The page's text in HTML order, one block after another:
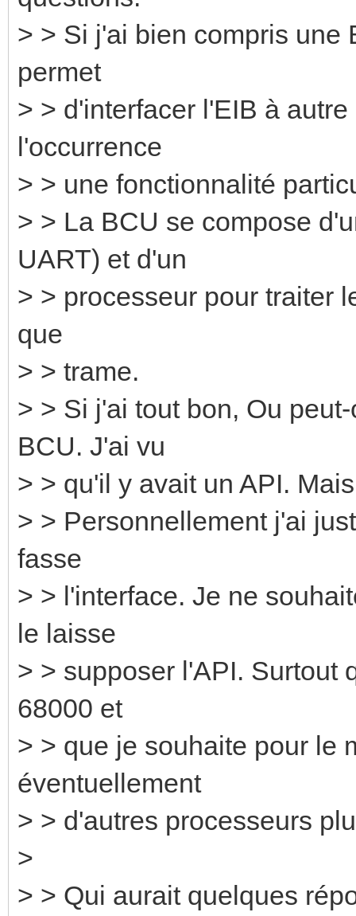
> > Si j'ai bien compris une
permet
> > d'interfacer l'EIB à
l'occurrence
> > une fonctionnalité
> > La BCU se compose
UART) et d'un
> > processeur pour traiter
que
> > trame.
> > Si j'ai tout bon, Ou
BCU. J'ai vu
> > qu'il y avait un API.
> > Personnellement j'ai
fasse
> > l'interface. Je ne
le laisse
> > supposer l'API. Surtout
68000 et
> > que je souhaite pour le
éventuellement
> > d'autres processeurs
>
> > Qui aurait quelques